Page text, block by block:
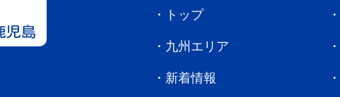
児島
トップ
九州エリア
新着情報